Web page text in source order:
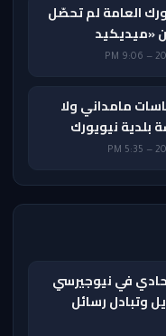
العامة لم تحصّل
مامداني ولا
بلدية نيويورك
في نيوجيرسي
وتبادل رسائل